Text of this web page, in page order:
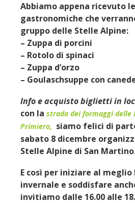
Abbiamo appena ricevuto
gastronomiche che
gruppo delle Stelle Alpine:
– Zuppa di porcini
– Rotolo di spinaci
– Zuppa d’orzo
– Goulaschsuppe con
Info e acquisto biglietti in
con la strada dei formaggi delle
Primiero, siamo felici di
sabato 8 dicembre
Stelle Alpine di San
E così per iniziare al
invernale e soddisfare
invitiamo dalle 16.00 alle